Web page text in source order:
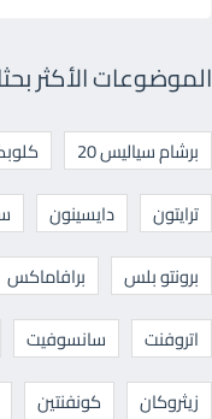
الموضوعات الأكثر بحثا
برشام سياليس 20
ترايتون
دايسينون
برونتو بلس
برافاماكس
اتروفنت
سانسوفيت
زيثروكان
كونفنتين